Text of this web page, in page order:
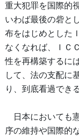
重大犯罪を国際的
いわば最後の砦と
布をはじめとした
なくなれば、ＩＣ
性を再構築するに
して、法の支配に
り、到底看過でき
日本においても
序の維持や国際的